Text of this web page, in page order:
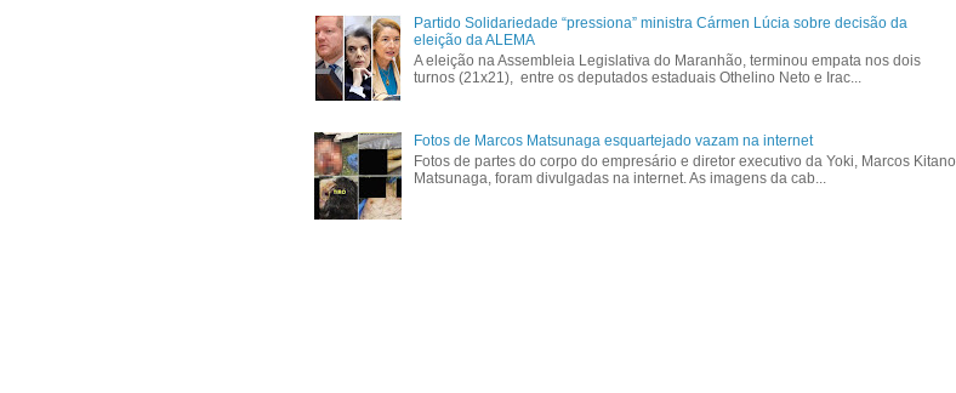
Partido Solidariedade “pressiona” ministra Cármen Lúcia sobre decisão da
eleição da ALEMA
A eleição na Assembleia Legislativa do Maranhão, terminou empata nos dois
turnos (21x21), entre os deputados estaduais Othelino Neto e Irac...
Fotos de Marcos Matsunaga esquartejado vazam na internet
Fotos de partes do corpo do empresário e diretor executivo da Yoki, Marcos Kitano
Matsunaga, foram divulgadas na internet. As imagens da cab...